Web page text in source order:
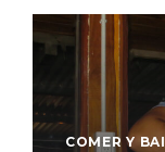
COMER Y